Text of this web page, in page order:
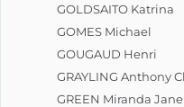
GOLDSAITO Katrina
GOMES Michael
GOUGAUD Henri
GRAYLING Anthony
GREEN Miranda Jane